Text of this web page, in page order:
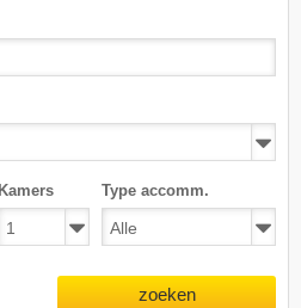
Kamers Type accomm.
zoeken